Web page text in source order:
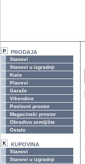
PRODAJA
Stanovi
Stanovi u izgradnji
Kuće
Placevi
Garaže
Vikendice
Poslovni prostor
Magacinski prostor
Obradivo zemljište
Ostalo
KUPOVINA
Stanovi
Stanovi u izgradnji